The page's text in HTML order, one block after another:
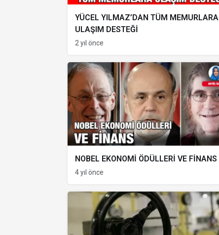
YÜCEL YILMAZ’DAN TÜM MEMURLARA
ULAŞIM DESTEĞİ
2 yıl önce
NOBEL EKONOMİ ÖDÜLLERİ VE FİNANS
4 yıl önce